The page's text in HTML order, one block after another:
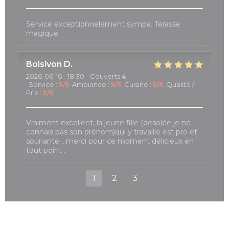
Service exceptionnelement sympa. Terasse
magique
Boisivon D
2026-06-16 - 18:30 - Couverts 4
Service : 5/5 Ambiance : 5/5 Cuisine : 5/5 Qualité /
Prix : 5/5
Vraiment excellent, la jeune fille (désolée je ne
connais pas son prénom)qui y travaille est pro et
souriante …merci pour ce moment délicieux en
tout point .
1 2 3